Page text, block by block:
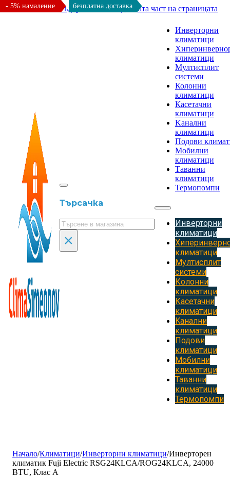
Към основното съдържание Към долната част на страницата
Търсачка
Търсене
×
Инверторни
климатици
климатици
Мултисплит
системи
Колонни
климатици
Касетачни
климатици
Kанални
климатици
Подови
Мобилни
климатици
Таванни
климатици
Термопомпи
Инверторни
климатици
климатици
Мултисплит
системи
Колонни
климатици
Касетачни
климатици
Kанални
климатици
Подови
климатици
Мобилни
климатици
Таванни
климатици
Термопомпи
Начало/Климатици/Инверторни климатици/Инверторен
климатик Fuji Electric RSG24KLCA/ROG24KLCA, 24000
BTU, Клас A
- 5% намаление безплатна доставка